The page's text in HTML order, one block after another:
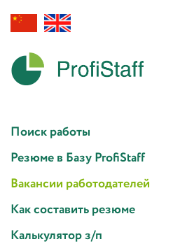
Поиск работы
Резюме в Базу ProfiStaff
Вакансии работодателей
Как составить резюме
Калькулятор з/п